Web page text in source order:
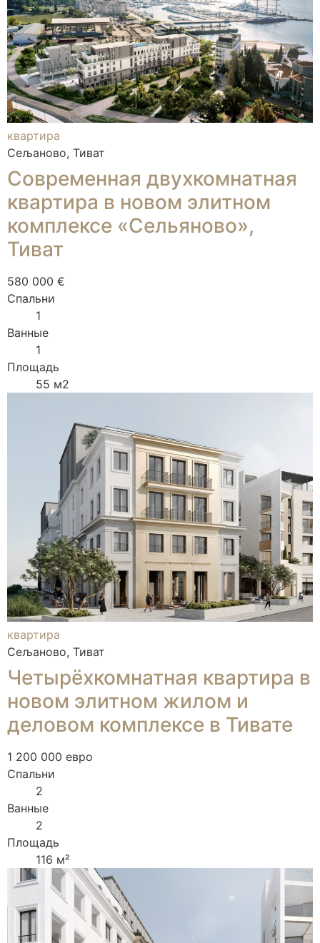
квартира
Сељаново, Тиват
Современная двухкомнатная
квартира в новом элитном
комплексе «Сельяново»,
Тиват
580 000 €
Спальни
1
Ванные
1
Площадь
55 м2
квартира
Сељаново, Тиват
Четырёхкомнатная квартира в
новом элитном жилом и
деловом комплексе в Тивате
1 200 000 евро
Спальни
2
Ванные
2
Площадь
116 м²